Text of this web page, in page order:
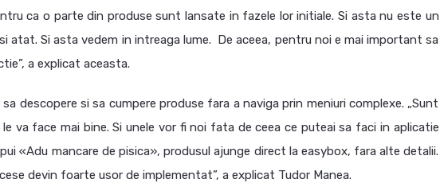
ca o parte din produse sunt lansate in fazele lor initiale. Si asta nu este un
atat. Si asta vedem in intreaga lume. De aceea, pentru noi e mai important sa
a explicat aceasta.
descopere si sa cumpere produse fara a naviga prin meniuri complexe. „Sunt
va face mai bine. Si unele vor fi noi fata de ceea ce puteai sa faci in aplicatie
«Adu mancare de pisica», produsul ajunge direct la easybox, fara alte detalii.
devin foarte usor de implementat”, a explicat Tudor Manea.